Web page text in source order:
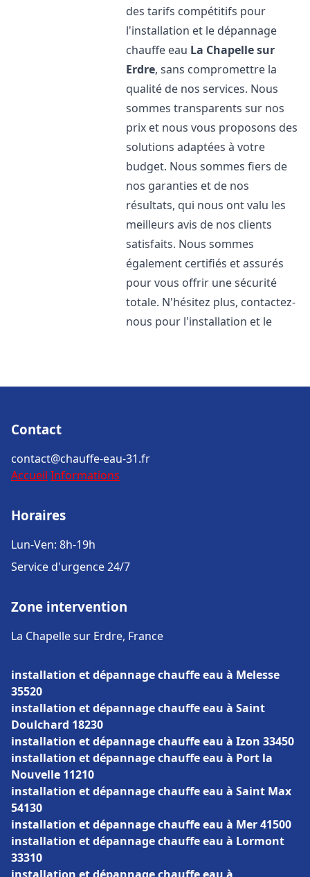
des tarifs compétitifs pour
l'installation et le dépannage
chauffe eau La Chapelle sur
Erdre, sans compromettre la
qualité de nos services. Nous
sommes transparents sur nos
prix et nous vous proposons des
solutions adaptées à votre
budget. Nous sommes fiers de
nos garanties et de nos
résultats, qui nous ont valu les
meilleurs avis de nos clients
satisfaits. Nous sommes
également certifiés et assurés
pour vous offrir une sécurité
totale. N'hésitez plus, contactez-
nous pour l'installation et le
Contact
contact@chauffe-eau-31.fr
Accueil Informations
Horaires
Lun-Ven: 8h-19h
Service d'urgence 24/7
Zone intervention
La Chapelle sur Erdre, France
installation et dépannage chauffe eau à Melesse
35520
installation et dépannage chauffe eau à Saint
Doulchard 18230
installation et dépannage chauffe eau à Izon 33450
installation et dépannage chauffe eau à Port la
Nouvelle 11210
installation et dépannage chauffe eau à Saint Max
54130
installation et dépannage chauffe eau à Mer 41500
installation et dépannage chauffe eau à Lormont
33310